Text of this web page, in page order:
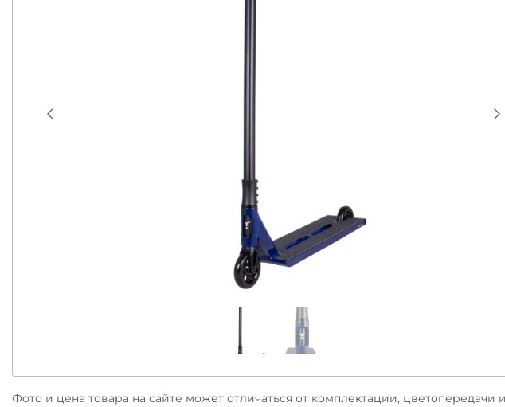
Фото и цена товара на сайте может отличаться от комплектации, цветопередачи и